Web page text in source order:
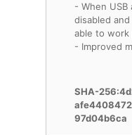
- When
disabled
able to work
- Improved
SHA-
97d04b6ca